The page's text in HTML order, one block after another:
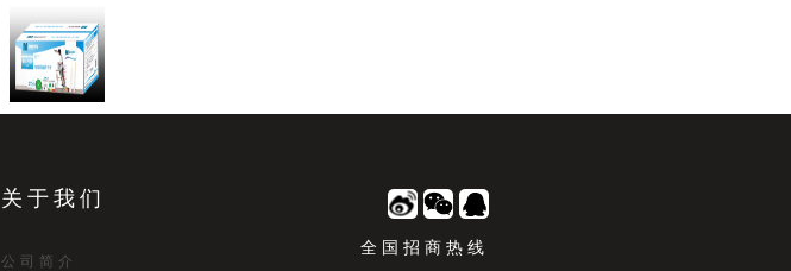
关于我们
公司简介
全国招商热线